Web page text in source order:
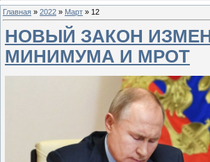
Главная » 2022 » Март » 12
НОВЫЙ ЗАКОН
МИНИМУМА И МРОТ